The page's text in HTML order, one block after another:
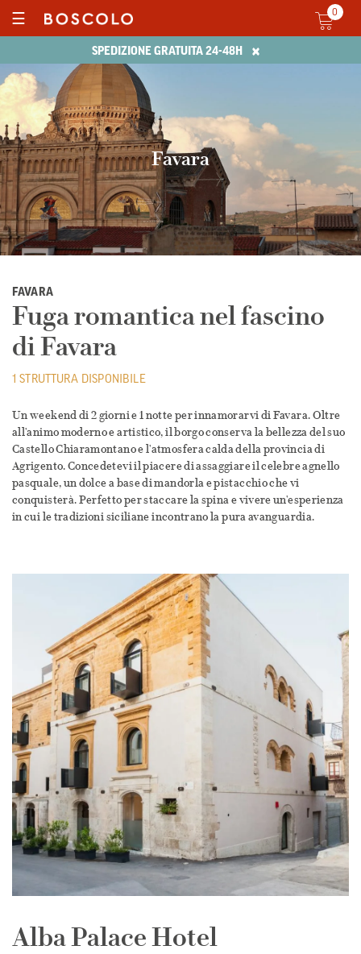
SPEDIZIONE GRATUITA 24-48H ×
☰ 0
Favara
FAVARA
Fuga romantica nel fascino
di Favara
1 STRUTTURA DISPONIBILE
Un weekend di 2 giorni e 1 notte per innamorarvi di Favara. Oltre
all'animo moderno e artistico, il borgo conserva la bellezza del suo
Castello Chiaramontano e l'atmosfera calda della provincia di
Agrigento. Concedetevi il piacere di assaggiare il celebre agnello
pasquale, un dolce a base di mandorla e pistacchio che vi
conquisterà. Perfetto per staccare la spina e vivere un'esperienza
in cui le tradizioni siciliane incontrano la pura avanguardia.
Alba Palace Hotel